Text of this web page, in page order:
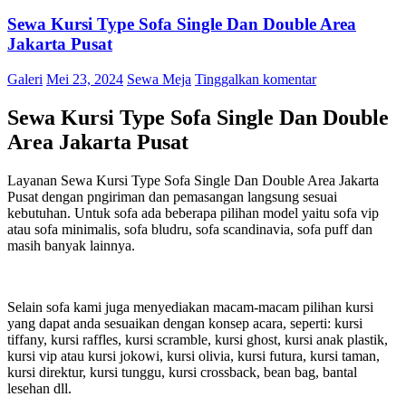
Sewa Kursi Type Sofa Single Dan Double Area
Jakarta Pusat
Galeri Mei 23, 2024 Sewa Meja Tinggalkan komentar
Sewa Kursi Type Sofa Single Dan Double
Area Jakarta Pusat
Layanan Sewa Kursi Type Sofa Single Dan Double Area Jakarta
Pusat dengan pngiriman dan pemasangan langsung sesuai
kebutuhan. Untuk sofa ada beberapa pilihan model yaitu sofa vip
atau sofa minimalis, sofa bludru, sofa scandinavia, sofa puff dan
masih banyak lainnya.
Selain sofa kami juga menyediakan macam-macam pilihan kursi
yang dapat anda sesuaikan dengan konsep acara, seperti: kursi
tiffany, kursi raffles, kursi scramble, kursi ghost, kursi anak plastik,
kursi vip atau kursi jokowi, kursi olivia, kursi futura, kursi taman,
kursi direktur, kursi tunggu, kursi crossback, bean bag, bantal
lesehan dll.